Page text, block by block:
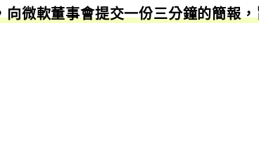
微軟董事會提交一份三分鐘的簡報